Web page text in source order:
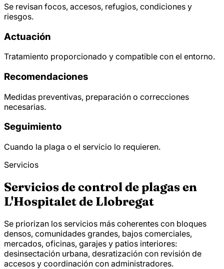
Se revisan focos, accesos, refugios, condiciones y
riesgos.
Actuación
Tratamiento proporcionado y compatible con el entorno.
Recomendaciones
Medidas preventivas, preparación o correcciones
necesarias.
Seguimiento
Cuando la plaga o el servicio lo requieren.
Servicios
Servicios de control de plagas en
L'Hospitalet de Llobregat
Se priorizan los servicios más coherentes con bloques
densos, comunidades grandes, bajos comerciales,
mercados, oficinas, garajes y patios interiores:
desinsectación urbana, desratización con revisión de
accesos y coordinación con administradores.